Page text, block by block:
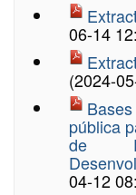
06-14
(2024-
pública
de
04-12